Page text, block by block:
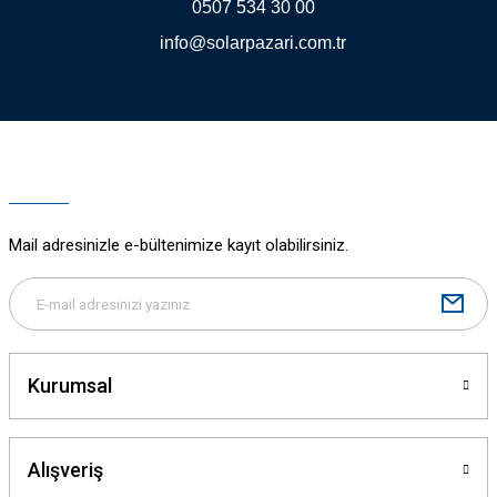
Gönder
0507 534 30 00
info@solarpazari.com.tr
Mail adresinizle e-bültenimize kayıt olabilirsiniz.
Kurumsal
Alışveriş